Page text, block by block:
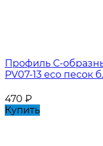
Профиль С-
PV07-13 eco песок
470 ₽
Купить